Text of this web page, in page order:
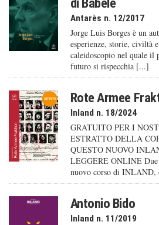
Antarès n. 12/2017
Jorge Luis Borges è un
esperienze, storie, civiltà
caleido­scopio nel quale il
futuro si rispecchia [...]
Rote Armee
Inland n. 18/2024
GRATUITO PER I
ESTRATTO DELLA
QUESTO NUOVO
LEGGERE ONLINE
nuovo corso di INLAND,
Antonio Bido
Inland n. 11/2019